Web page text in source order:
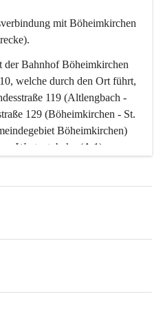
mit Böheimkirchen
der Bahnhof Böheimkirchen
welche durch den Ort führt,
119 (Altlengbach -
129 (Böheimkirchen - St.
Böheimkirchen)
Westautobahn (A 1).
Wien sowie
Viele Bauernhöfe hatten
viele Wiener
Wegen des
viele Jagdpächter ihre
Sicht die bedeutendste
mit Wanderwegen durch